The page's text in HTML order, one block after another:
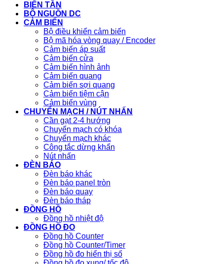
BIẾN TẦN
BỘ NGUỒN DC
CẢM BIẾN
Bộ điều khiển cảm biến
Bộ mã hóa vòng quay / Encoder
Cảm biến áp suất
Cảm biến cửa
Cảm biến hình ảnh
Cảm biến quang
Cảm biến sợi quang
Cảm biến tiệm cận
Cảm biến vùng
CHUYỂN MẠCH / NÚT NHẤN
Cần gạt 2-4 hướng
Chuyển mạch có khóa
Chuyển mạch khác
Công tắc dừng khẩn
Nút nhấn
ĐÈN BÁO
Đèn báo khác
Đèn báo panel tròn
Đèn báo quay
Đèn báo tháp
ĐỒNG HỒ
Đồng hồ nhiệt độ
ĐỒNG HỒ ĐO
Đồng hồ Counter
Đồng hồ Counter/Timer
Đồng hồ đo hiển thị số